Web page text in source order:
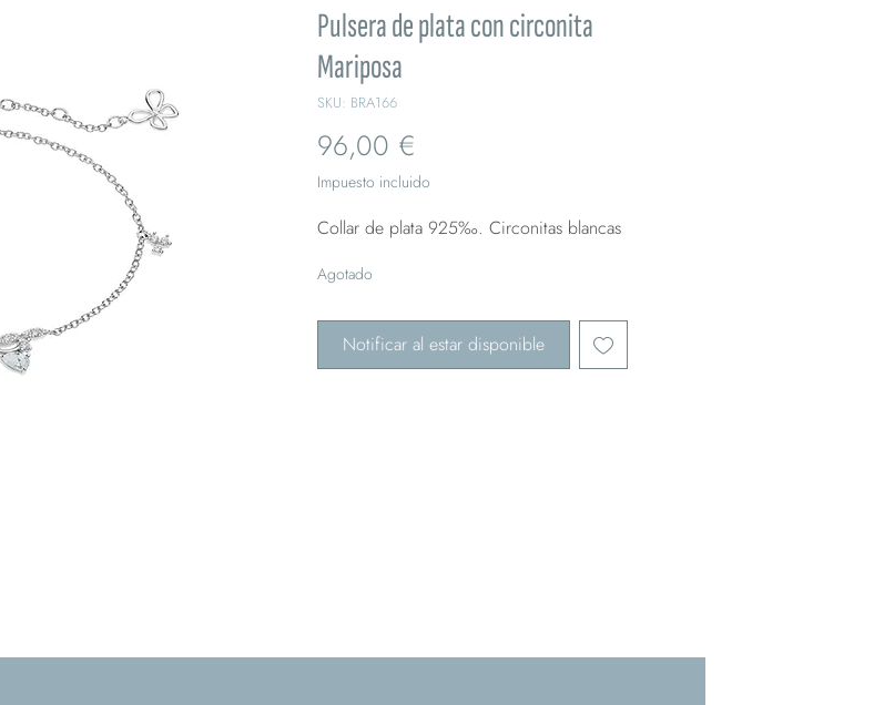
Pulsera de plata con circonita
Mariposa
SKU: BRA166
96,00 €
Impuesto incluido
Collar de plata 925‰. Circonitas blancas
Agotado
Notificar al estar disponible